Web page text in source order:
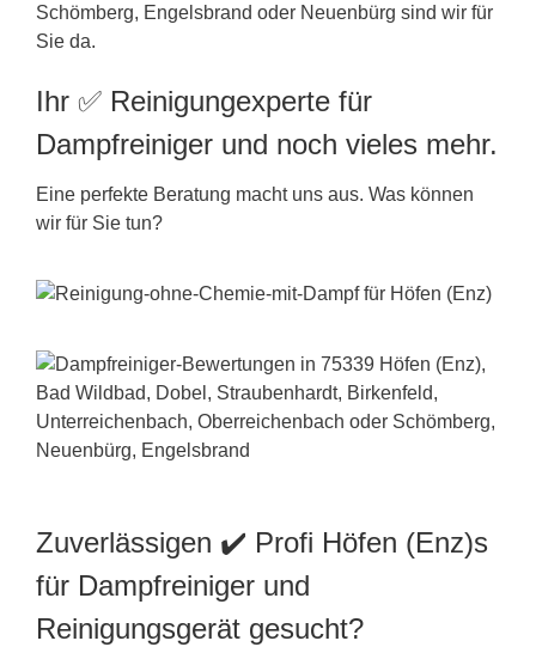
Schömberg, Engelsbrand oder Neuenbürg sind wir für
Sie da.
Ihr ✅ Reinigungexperte für
Dampfreiniger und noch vieles mehr.
Eine perfekte Beratung macht uns aus. Was können
wir für Sie tun?
Zuverlässigen ✔️ Profi Höfen (Enz)s
für Dampfreiniger und
Reinigungsgerät gesucht?